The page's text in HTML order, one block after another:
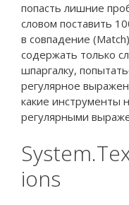
попасть лишние
словом поставить
в совпадение
содержать только
шпаргалку,
регулярное
какие инструменты
регулярными
ions